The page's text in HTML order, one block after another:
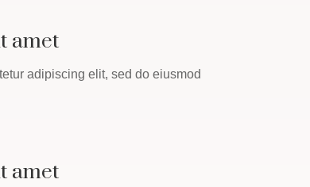
amet
adipiscing elit, sed do eiusmod
amet